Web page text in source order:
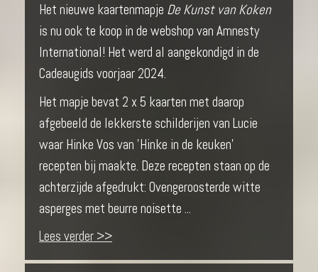
Het nieuwe kaartenmapje De Kunst van Koken
is nu ook te koop in de webshop van Amnesty
International! Het werd al aangekondigd in de
Cadeaugids voorjaar 2024.
Het mapje bevat 2 x 5 kaarten met daarop
afgebeeld de lekkerste schilderijen van Lucie
waar Hinke Vos van 'Hinke in de keuken'
recepten bij maakte. Deze recepten staan op de
achterzijde afgedrukt: Ovengeroosterde witte
asperges met beurre noisette ...
Lees verder >>